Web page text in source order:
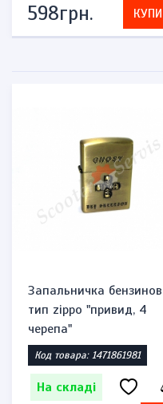
598грн.
Запальничка
тип zippo "привид, 4
черепа"
Код товара: 1471861981
На складі